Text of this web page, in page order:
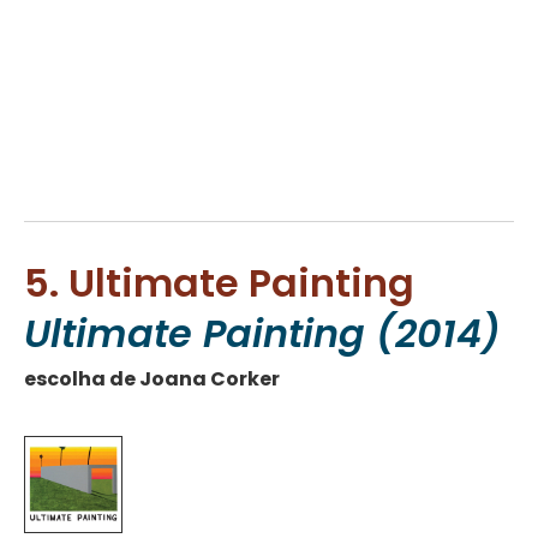
5. Ultimate Painting
Ultimate Painting (2014)
escolha de Joana Corker